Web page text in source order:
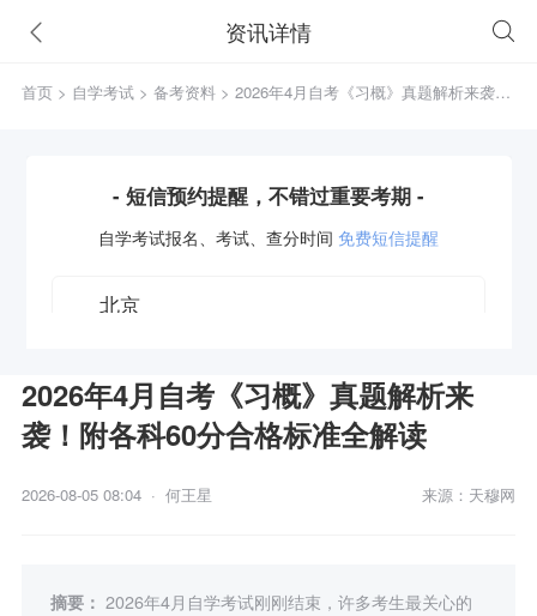
资讯详情
首页 > 自学考试 > 备考资料> 2026年4月自考《习概》真题解析来袭！
- 短信预约提醒，不错过重要考期 -
自学考试报名、考试、查分时间 免费短信提醒
获取验证码
2026年4月自考《习概》真题解析来
袭！附各科60分合格标准全解读
2026-08-05 08:04 · 何王星 来源：天穆网
摘要： 2026年4月自学考试刚刚结束，许多考生最关心的